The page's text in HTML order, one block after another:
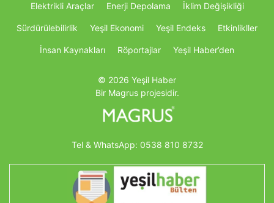
Elektrikli Araçlar Enerji Depolama İklim Değişikliği
Sürdürülebilirlik Yeşil Ekonomi Yeşil Endeks Etkinlikller
İnsan Kaynakları Röportajlar Yeşil Haber’den
© 2026 Yeşil Haber
Bir Magrus projesidir.
Tel & WhatsApp: 0538 810 8732